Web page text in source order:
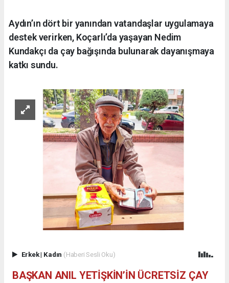
Aydın’ın dört bir yanından vatandaşlar uygulamaya
destek verirken, Koçarlı’da yaşayan Nedim
Kundakçı da çay bağışında bulunarak dayanışmaya
katkı sundu.
Erkek| Kadın (Haberi Sesli Oku)
BAŞKAN ANIL YETİŞKİN’İN ÜCRETSİZ ÇAY